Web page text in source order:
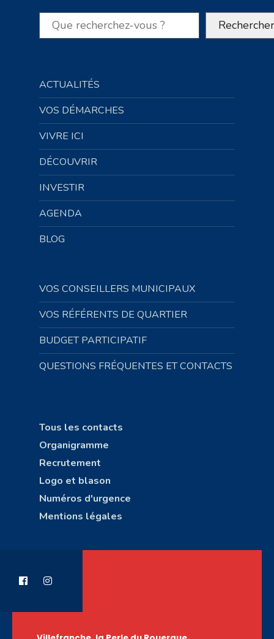
Rechercher Rechercher
ACTUALITÉS
VOS DÉMARCHES
VIVRE ICI
DÉCOUVRIR
INVESTIR
AGENDA
BLOG
VOS CONSEILLERS MUNICIPAUX
VOS RÉFÉRENTS DE QUARTIER
BUDGET PARTICIPATIF
QUESTIONS FRÉQUENTES ET CONTACTS
Tous les contacts
Organigramme
Recrutement
Logo et blason
Numéros d'urgence
Mentions légales